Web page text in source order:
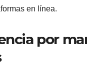
en línea.
por